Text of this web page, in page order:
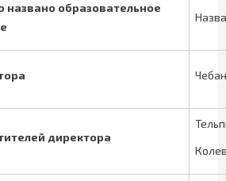
названо образовательное
директора